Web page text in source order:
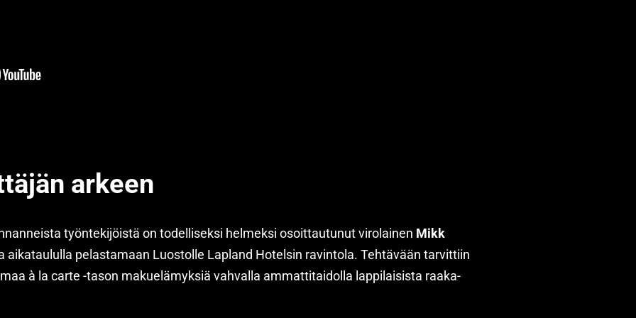
arkeen
työntekijöistä on todelliseksi helmeksi osoittautunut virolainen Mikk
aikataululla pelastamaan Luostolle Lapland Hotelsin ravintola. Tehtävään tarvittiin
à la carte -tason makuelämyksiä vahvalla ammattitaidolla lappilaisista raaka-